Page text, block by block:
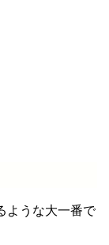
ような大一番で